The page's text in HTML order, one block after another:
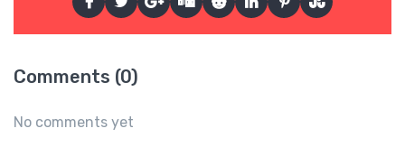
Comments (0)
No comments yet